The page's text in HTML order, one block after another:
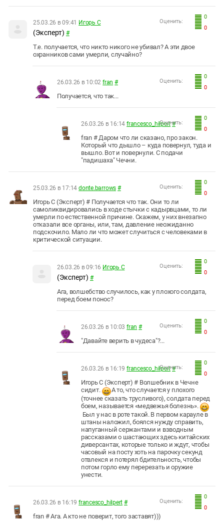
0
0
Оценить:
25.03.26 в 09:41 Игорь С
(Эксперт) #
Т.е. получается, что никто никого не убивал? А эти двое
охранников сами умерли, случайно?
0
0
Оценить:
26.03.26 в 10:02 fran #
Получается, что так...
0
0
Оценить:
26.03.26 в 16:14 francesco_hilpert #
fran # Даром что ли сказано, про закон.
Который что дышло – куда повернул, туда и
вышло. Вот и повернули. С подачи
"падишаха" Чечни.
0
0
Оценить:
25.03.26 в 17:14 donte.barrows #
Игорь С (Эксперт) # Получается что так. Они то ли
самоликвидировались в ходе стычки с кадырвцами, то ли
умерли по естественной причине. Скажем, у них внезапно
отказали все органы, или, там, давление неожиданно
подскочило. Мало ли что может случиться с человеками в
критической ситуации.
0
0
Оценить:
26.03.26 в 09:16 Игорь С
(Эксперт) #
Ага, волшебство случилось, как у плохого солдата,
перед боем понос?
0
0
Оценить:
26.03.26 в 10:03 fran #
"Давайте верить в чудеса"?...
0
0
Оценить:
26.03.26 в 16:19 francesco_hilpert #
Игорь С (Эксперт) # Волшебник в Чечне
сидит.
А то, что случается у плохого
(точнее сказать трусливого), солдата перед
боем, называется «медвежья болезнь».
Был у нас в роте такой. В первом карауле в
штаны наложил, боялся нужду справить,
напуганный сержантами и взводным
рассказами о шастающих здесь китайских
диверсантах, которые только и ждут, чтобы
часовый на посту хоть на парочку секунд
отвлекся и потерял бдительность, чтобы
потом горло ему перерезать и оружие
унести.
0
0
Оценить:
26.03.26 в 16:19 francesco_hilpert #
fran # Ага. А кто не поверит, того заставят)))